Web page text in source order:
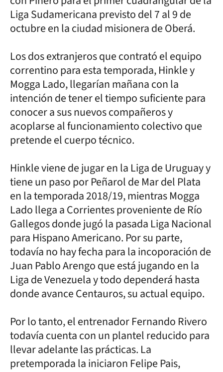
Liga Sudamericana previsto del 7 al 9 de
octubre en la ciudad misionera de Oberá.
Los dos extranjeros que contrató el equipo
correntino para esta temporada, Hinkle y
Mogga Lado, llegarían mañana con la
intención de tener el tiempo suficiente para
conocer a sus nuevos compañeros y
acoplarse al funcionamiento colectivo que
pretende el cuerpo técnico.
Hinkle viene de jugar en la Liga de Uruguay y
tiene un paso por Peñarol de Mar del Plata
en la temporada 2018/19, mientras Mogga
Lado llega a Corrientes proveniente de Río
Gallegos donde jugó la pasada Liga Nacional
para Hispano Americano. Por su parte,
todavía no hay fecha para la incoporación de
Juan Pablo Arengo que está jugando en la
Liga de Venezuela y todo dependerá hasta
donde avance Centauros, su actual equipo.
Por lo tanto, el entrenador Fernando Rivero
todavía cuenta con un plantel reducido para
llevar adelante las prácticas. La
pretemporada la iniciaron Felipe Pais,